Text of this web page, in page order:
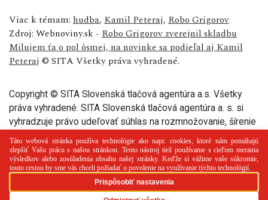
Viac k témam: hudba, Kamil Peteraj, Robo Grigorov
Zdroj: Webnoviny.sk - Robo Grigorov zverejnil skladbu
Milujem ťa o pol ôsmej, na novinke sa podieľal aj Kamil
Peteraj © SITA Všetky práva vyhradené.
Copyright © SITA Slovenská tlačová agentúra a.s. Všetky
práva vyhradené. SITA Slovenská tlačová agentúra a. s. si
vyhradzuje právo udeľovať súhlas na rozmnožovanie, šírenie
a na verejný prenos tohto článku a jeho častí.